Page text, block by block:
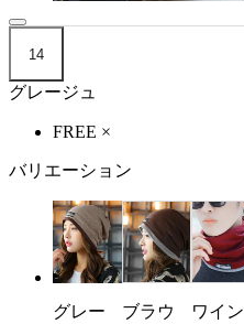
14
グレージュ
FREE ×
バリエーション
グレー
ブラウ
ワイン